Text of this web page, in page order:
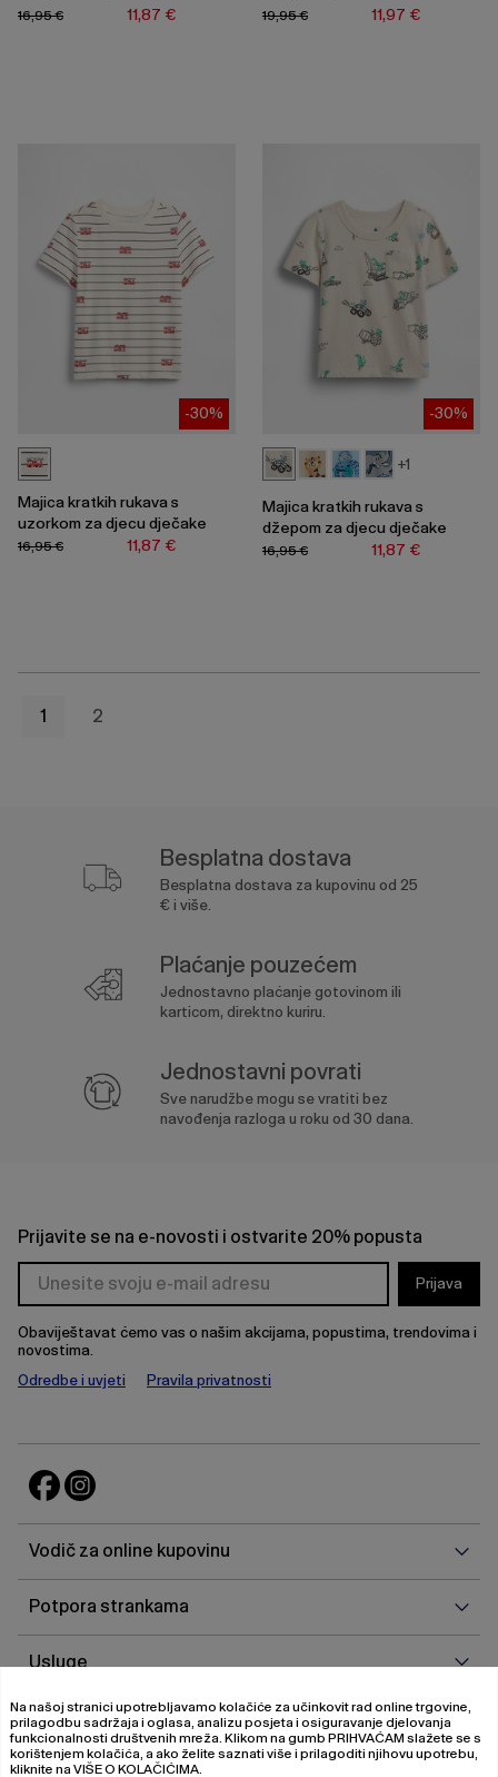
11,87 €
16,95 €
11,97 €
19,95 €
-30%
Majica kratkih rukava s
uzorkom za djecu dječake
11,87 €
16,95 €
-30%
+1
Majica kratkih rukava s
džepom za djecu dječake
11,87 €
16,95 €
1 2
Besplatna dostava
Besplatna dostava za kupovinu od 25
€ i više.
Plaćanje pouzećem
Jednostavno plaćanje gotovinom ili
karticom, direktno kuriru.
Jednostavni povrati
Sve narudžbe mogu se vratiti bez
navođenja razloga u roku od 30 dana.
Prijavite se na e-novosti i ostvarite 20% popusta
Prijava
Obaviještavat ćemo vas o našim akcijama, popustima, trendovima i
novostima.
Odredbe i uvjeti
Pravila privatnosti
Vodič za online kupovinu
Potpora strankama
Usluge
O
O nama
Na našoj stranici upotrebljavamo kolačiće za učinkovit rad online trgovine,
prilagodbu sadržaja i oglasa, analizu posjeta i osiguravanje djelovanja
funkcionalnosti društvenih mreža. Klikom na gumb PRIHVAĆAM slažete se s
korištenjem kolačića, a ako želite saznati više i prilagoditi njihovu upotrebu,
kliknite na VIŠE O KOLAČIĆIMA.